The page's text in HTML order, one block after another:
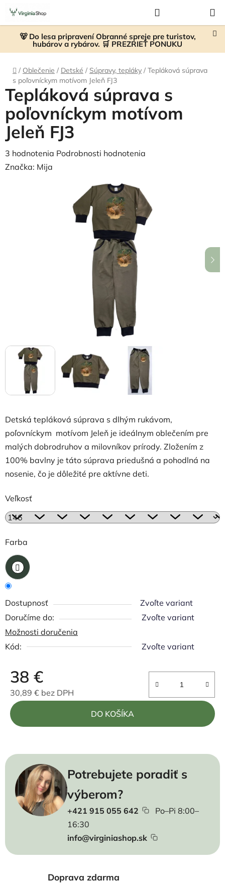
Prejsť
obsah
🐻 Do lesa pripravení Obranné spreje pre turistov,
hubárov a rybárov. 🛒 PREZRIEŤ PONUKU
KOŠÍK
Domov
/ Oblečenie / Detské / Súpravy, tepláky / Tepláková súprava
s poľovníckym motívom Jeleň FJ3
Detská tepláková súprava s dlhým rukávom,
poľovníckym motívom Jeleň je ideálnym oblečením pre
malých dobrodruhov a milovníkov prírody. Zložením z
100% bavlny je táto súprava priedušná a pohodlná na
nosenie, čo je dôležité pre aktívne deti.
Veľkosť
Farba
Dostupnosť
Zvoľte variant
Zvoľte variant
Možnosti doručenia
Kód:
Zvoľte variant
38 €
30,89 € bez DPH
Jednotková cena:
DO KOŠÍKA
Potrebujete poradiť s
výberom?
+421 915 055 642
Po–Pi 8:00–
16:30
info@virginiashop.sk
Tepláková súprava s
poľovníckym motívom
Jeleň FJ3
Priemerné
hodnotenie
3 hodnotenia Podrobnosti hodnotenia
Značka: Mija
Doprava zdarma